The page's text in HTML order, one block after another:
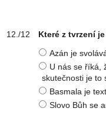
Které z tvrzení je
Azán je
U nás se říká,
skutečnosti je to
Basmala je
Slovo Bůh se